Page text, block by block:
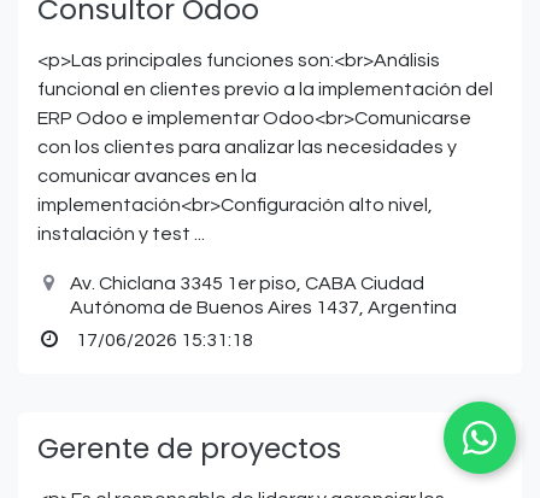
Consultor Odoo
<p>Las principales funciones son:<br>Análisis
funcional en clientes previo a la implementación del
ERP Odoo e implementar Odoo<br>Comunicarse
con los clientes para analizar las necesidades y
comunicar avances en la
implementación<br>Configuración alto nivel,
instalación y test ...
Av. Chiclana 3345 1er piso, CABA Ciudad
Autónoma de Buenos Aires 1437, Argentina
17/06/2026 15:31:18
Gerente de proyectos